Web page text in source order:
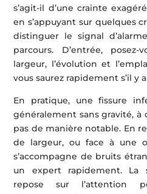
s’agit-il d’une crainte
en s’appuyant sur quelques
distinguer le signal
parcours. D’entrée,
largeur, l’évolution et
vous saurez rapidement s’il y
En pratique, une fissure
généralement sans gravité, à
pas de manière notable. En
de largeur, ou face à une
s’accompagne de bruits
un expert rapidement. La
repose sur l’attention